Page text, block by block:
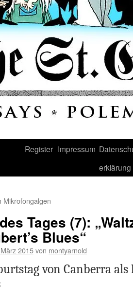
Register Impressum
erklärung
Mikrofongalgen
Tages (7):
Blues“
2015von montyarnold
von Canberra als